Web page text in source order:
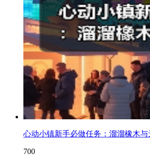
心动小镇新手必做任务：溜溜橡木与
700